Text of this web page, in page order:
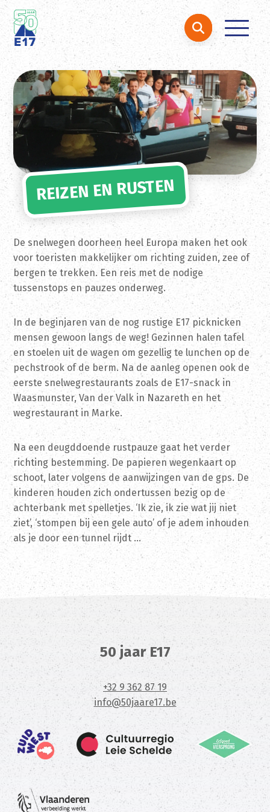
Ga naar de inhoud
Zoeken naar:
REIZEN EN RUSTEN
De snelwegen doorheen heel Europa maken het ook
voor toeristen makkelijker om richting zuiden, zee of
bergen te trekken. Een reis met de nodige
tussenstops en pauzes onderweg.
In de beginjaren van de nog rustige E17 picknicken
mensen gewoon langs de weg! Gezinnen halen tafel
en stoelen uit de wagen om gezellig te lunchen op de
pechstrook of de berm. Na de aanleg openen ook de
eerste snelwegrestaurants zoals de E17-snack in
Waasmunster, Van der Valk in Nazareth en het
wegrestaurant in Marke.
Na een deugddoende rustpauze gaat het verder
richting bestemming. De papieren wegenkaart op
schoot, later volgens de aanwijzingen van de gps. De
kinderen houden zich ondertussen bezig op de
achterbank met spelletjes. ‘Ik zie, ik zie wat jij niet
ziet’, ‘stompen bij een gele auto’ of je adem inhouden
als je door een tunnel rijdt …
50 jaar E17
+32 9 362 87 19
info@50jaare17.be